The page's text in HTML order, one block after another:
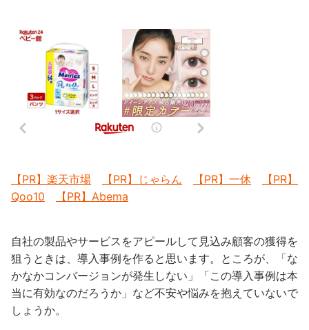
【PR】楽天市場 【PR】じゃらん 【PR】一休
【PR】
Qoo10
【PR】Abema
自社の製品やサービスをアピールして見込み顧客の獲得を
狙うときは、導入事例を作ると思います。ところが、「な
かなかコンバージョンが発生しない」「この導入事例は本
当に有効なのだろうか」など不安や悩みを抱えていないで
しょうか。